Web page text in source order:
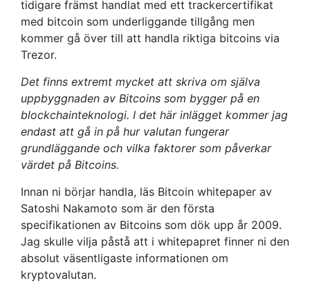
tidigare främst handlat med ett trackercertifikat
med bitcoin som underliggande tillgång men
kommer gå över till att handla riktiga bitcoins via
Trezor.
Det finns extremt mycket att skriva om själva
uppbyggnaden av Bitcoins som bygger på en
blockchainteknologi. I det här inlägget kommer jag
endast att gå in på hur valutan fungerar
grundläggande och vilka faktorer som påverkar
värdet på Bitcoins.
Innan ni börjar handla, läs Bitcoin whitepaper av
Satoshi Nakamoto som är den första
specifikationen av Bitcoins som dök upp år 2009.
Jag skulle vilja påstå att i whitepapret finner ni den
absolut väsentligaste informationen om
kryptovalutan.